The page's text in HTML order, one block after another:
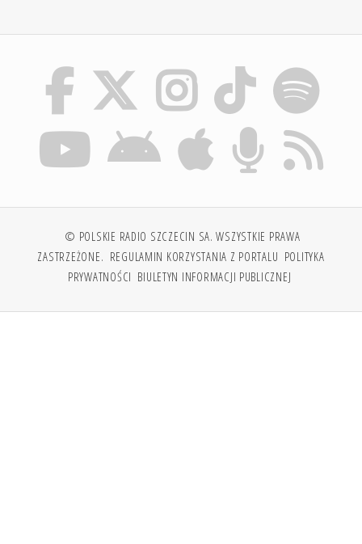
© POLSKIE RADIO SZCZECIN SA. WSZYSTKIE PRAWA
ZASTRZEŻONE. REGULAMIN KORZYSTANIA Z PORTALU POLITYKA
PRYWATNOŚCI BIULETYN INFORMACJI PUBLICZNEJ